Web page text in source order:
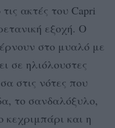
ακτές του Capri
εξοχή. Ο
στο μυαλό με
σε ηλιόλουστες
στις νότες που
το σανδαλόξυλο,
κεχριμπάρι και η